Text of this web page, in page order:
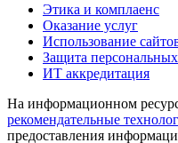
Этика и комплаенс
Оказание услуг
Использование
Защита
ИТ аккредитация
На информационном
рекомендательные
предоставления